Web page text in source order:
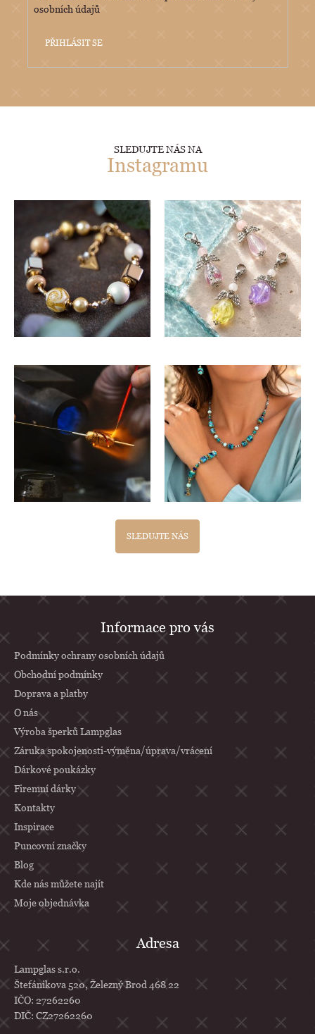
osobních údajů
PŘIHLÁSIT SE
SLEDUJTE NÁS NA
Instagramu
SLEDUJTE NÁS
á
a
í
Informace pro vás
Podmínky ochrany osobních údajů
Obchodní podmínky
Doprava a platby
O nás
Výroba šperků Lampglas
Záruka spokojenosti-výměna/úprava/vrácení
Dárkové poukázky
Firemní dárky
Kontakty
Inspirace
Puncovní značky
Blog
Kde nás můžete najít
Moje objednávka
Adresa
Lampglas s.r.o.
Štefánikova 520, Železný Brod 468 22
IČO: 27262260
DIČ: CZ27262260